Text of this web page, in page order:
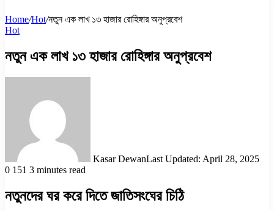
Home/Hot/নতুন এক লাখ ১৩ হাজার রোহিঙ্গার অনুপ্রবেশ
Hot
নতুন এক লাখ ১৩ হাজার রোহিঙ্গার অনুপ্রবেশ
Kasar DewanLast Updated: April 28, 2025
0 151 3 minutes read
নতুনদের ঘর করে দিতে জাতিসংঘের চিঠি